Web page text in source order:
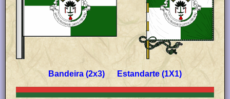
Bandeira (2x3) Estandarte (1X1)